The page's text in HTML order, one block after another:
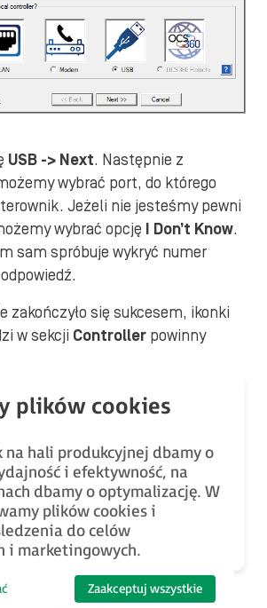
USB -> Next. Następnie z
wybrać port, do którego
Jeżeli nie jesteśmy pewni
wybrać opcję
I Don’t Know.
sam spróbuje wykryć numer
zakończyło się sukcesem, ikonki
w sekcji Controller powinny
na hali produkcyjnej dbamy o
i efektywność, na
dbamy o optymalizację. W
plików cookies i
do celów
i marketingowych.
Zaakceptuj wszystkie